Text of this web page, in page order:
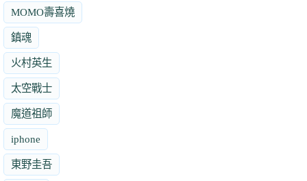
MOMO壽喜燒
鎮魂
火村英生
太空戰士
魔道祖師
iphone
東野圭吾